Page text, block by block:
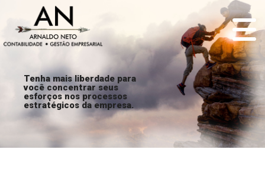
Tenha mais liberdade para
você concentrar seus
esforços nos processos
estratégicos da empresa.